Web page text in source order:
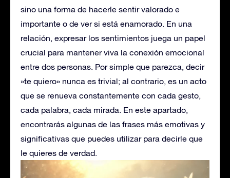
sino una forma de hacerle sentir valorado e
importante o de ver si está enamorado. En una
relación, expresar los sentimientos juega un papel
crucial para mantener viva la conexión emocional
entre dos personas. Por simple que parezca, decir
»te quiero» nunca es trivial; al contrario, es un acto
que se renueva constantemente con cada gesto,
cada palabra, cada mirada. En este apartado,
encontrarás algunas de las frases más emotivas y
significativas que puedes utilizar para decirle que
le quieres de verdad.